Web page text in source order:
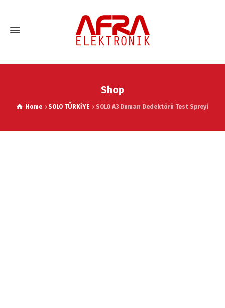
Shop
Home SOLO TÜRKİYE SOLO A3 Duman Dedektörü Test Spreyi